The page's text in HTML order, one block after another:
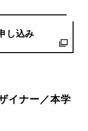
し込み
イナー／本学